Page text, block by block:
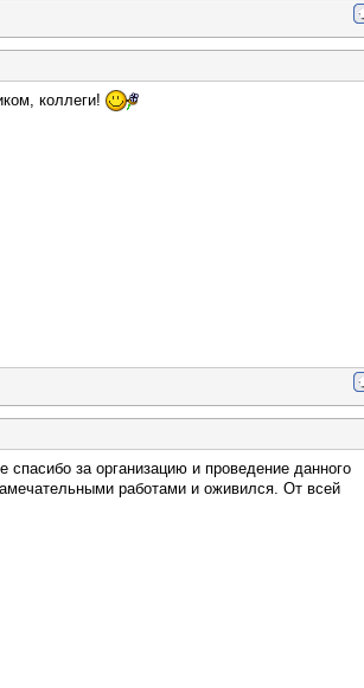
коллеги!
за организацию и проведение данного
работами и оживился. От всей